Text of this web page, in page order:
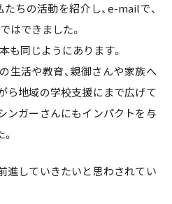
ちの活動を紹介し、e-mailで、
はできました。
も同じようにあります。
生活や教育、親御さんや家族へ
ら地域の学校支援にまで広げて
ンガーさんにもインパクトを与
進していきたいと思わされてい